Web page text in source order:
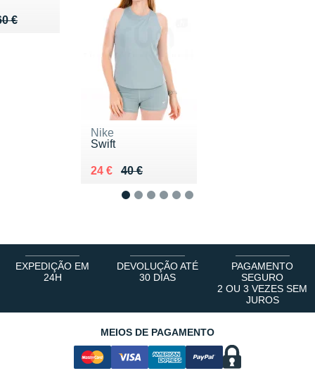
€60 €
€
Nike
Swift
40 €
Au lieu de 40 €
24 €
Vendu 24 €
EXPEDIÇÃO EM
24H
DEVOLUÇÃO ATÉ
30 DIAS
PAGAMENTO
SEGURO
2 OU 3 VEZES SEM
JUROS
MEIOS DE PAGAMENTO